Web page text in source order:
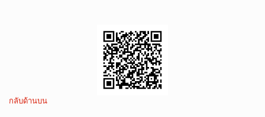
กลับด้านบน